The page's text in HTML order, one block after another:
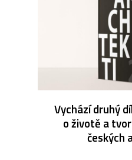
Vychází druhý
o životě a
českých